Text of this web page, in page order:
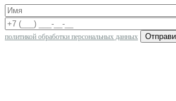
политикой обработки персональных данных